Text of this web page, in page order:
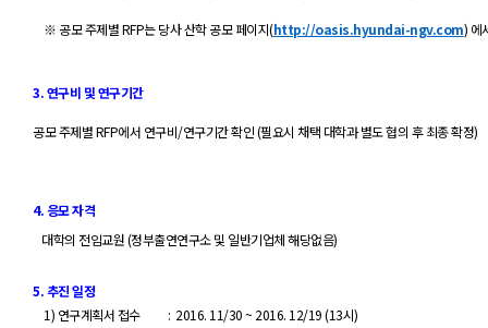
※ 공모 주제별RFP는당사 산학 공모 페이지(http://oasis.hyundai-ngv.com) 에
3.연구비 및 연구기간
공모 주제별RFP에서 연구비/연구기간 확인(필요시 채택 대학과 별도 협의 후 최종 확정)
4. 응모 자격
대학의 전임교원(정부출연연구소 및 일반기업체해당없음)
5.추진 일정
1) 연구계획서 접수 : 2016. 11/30 ~ 2016. 12/19 (13시)